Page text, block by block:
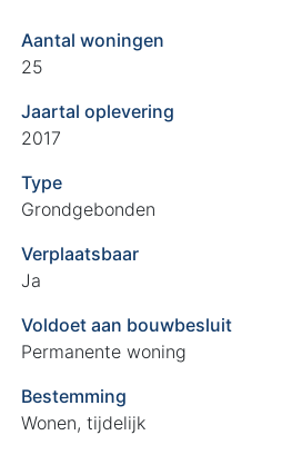
Aantal woningen
25
Jaartal oplevering
2017
Type
Grondgebonden
Verplaatsbaar
Ja
Voldoet aan bouwbesluit
Permanente woning
Bestemming
Wonen, tijdelijk